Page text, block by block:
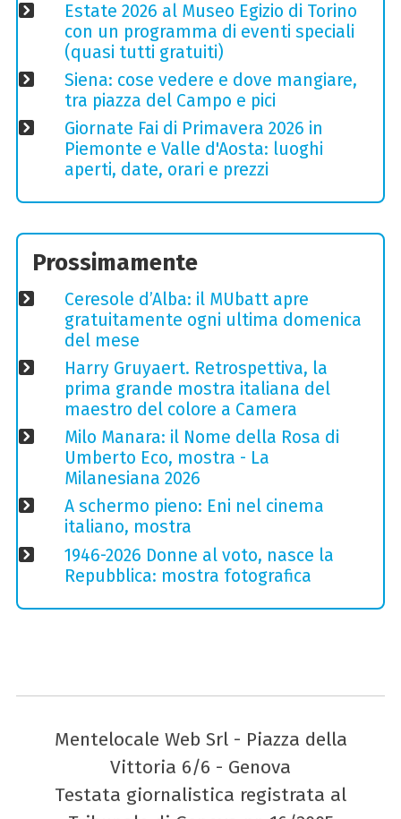
Estate 2026 al Museo Egizio di Torino
con un programma di eventi speciali
(quasi tutti gratuiti)
Siena: cose vedere e dove mangiare,
tra piazza del Campo e pici
Giornate Fai di Primavera 2026 in
Piemonte e Valle d'Aosta: luoghi
aperti, date, orari e prezzi
Prossimamente
Ceresole d’Alba: il MUbatt apre
gratuitamente ogni ultima domenica
del mese
Harry Gruyaert. Retrospettiva, la
prima grande mostra italiana del
maestro del colore a Camera
Milo Manara: il Nome della Rosa di
Umberto Eco, mostra - La
Milanesiana 2026
A schermo pieno: Eni nel cinema
italiano, mostra
1946-2026 Donne al voto, nasce la
Repubblica: mostra fotografica
Mentelocale Web Srl - Piazza della
Vittoria 6/6 - Genova
Testata giornalistica registrata al